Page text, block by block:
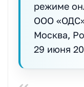
режиме
ООО
Москва,
29 июня